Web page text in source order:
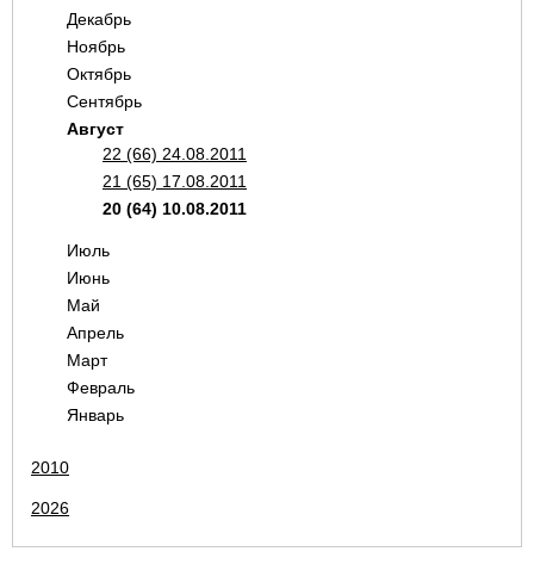
Декабрь
Ноябрь
Октябрь
Сентябрь
Август
22 (66) 24.08.2011
21 (65) 17.08.2011
20 (64) 10.08.2011
Июль
Июнь
Май
Апрель
Март
Февраль
Январь
2010
2026